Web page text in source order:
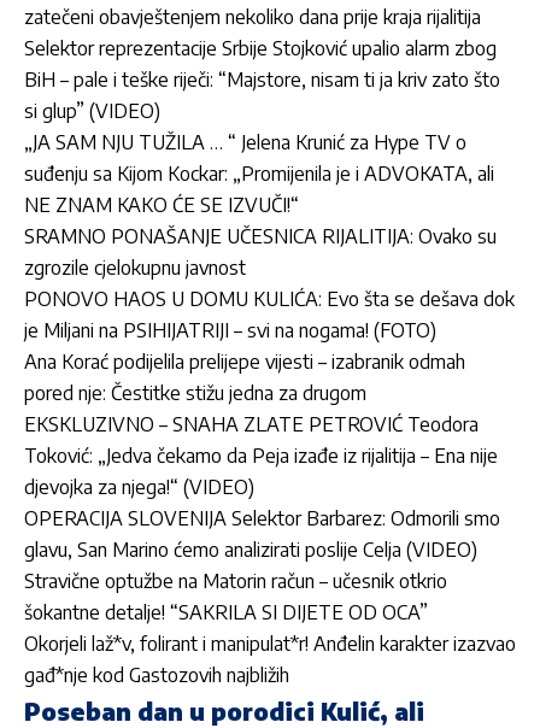
zatečeni obavještenjem nekoliko dana prije kraja rijalitija
Selektor reprezentacije Srbije Stojković upalio alarm zbog
BiH – pale i teške riječi: “Majstore, nisam ti ja kriv zato što
si glup” (VIDEO)
„JA SAM NJU TUŽILA … “ Jelena Krunić za Hype TV o
suđenju sa Kijom Kockar: „Promijenila je i ADVOKATA, ali
NE ZNAM KAKO ĆE SE IZVUČI!“
SRAMNO PONAŠANJE UČESNICA RIJALITIJA: Ovako su
zgrozile cjelokupnu javnost
PONOVO HAOS U DOMU KULIĆA: Evo šta se dešava dok
je Miljani na PSIHIJATRIJI – svi na nogama! (FOTO)
Ana Korać podijelila prelijepe vijesti – izabranik odmah
pored nje: Čestitke stižu jedna za drugom
EKSKLUZIVNO – SNAHA ZLATE PETROVIĆ Teodora
Toković: „Jedva čekamo da Peja izađe iz rijalitija – Ena nije
djevojka za njega!“ (VIDEO)
OPERACIJA SLOVENIJA Selektor Barbarez: Odmorili smo
glavu, San Marino ćemo analizirati poslije Celja (VIDEO)
Stravične optužbe na Matorin račun – učesnik otkrio
šokantne detalje! “SAKRILA SI DIJETE OD OCA”
Okorjeli laž*v, folirant i manipulat*r! Anđelin karakter izazvao
gađ*nje kod Gastozovih najbližih
Poseban dan u porodici Kulić, ali